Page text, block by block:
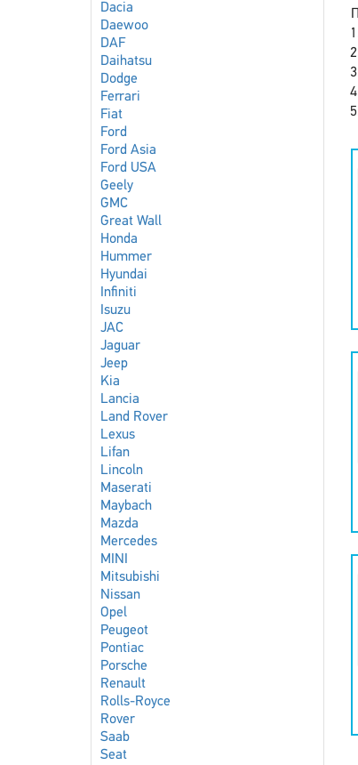
Dacia
Daewoo
DAF
Daihatsu
Dodge
Ferrari
Fiat
Ford
Ford Asia
Ford USA
Geely
GMC
Great Wall
Honda
Hummer
Hyundai
Infiniti
Isuzu
JAC
Jaguar
Jeep
Kia
Lancia
Land Rover
Lexus
Lifan
Lincoln
Maserati
Maybach
Mazda
Mercedes
MINI
Mitsubishi
Nissan
Opel
Peugeot
Pontiac
Porsche
Renault
Rolls-Royce
Rover
Saab
Seat